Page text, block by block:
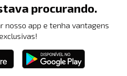
procurando.
nosso app e tenha vantagens
exclusivas!